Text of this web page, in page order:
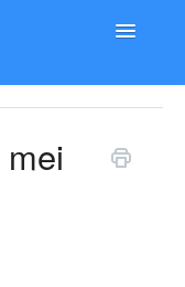
Toggle